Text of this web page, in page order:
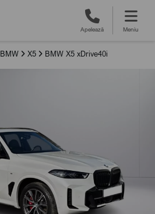
Apelează Meniu
BMW X5 BMW X5 xDrive40i